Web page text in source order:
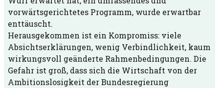
vorwärtsgerichtetes Programm, wurde erwartbar
enttäuscht.
Herausgekommen ist ein Kompromiss: viele
Absichtserklärungen, wenig Verbindlichkeit, kaum
wirkungsvoll geänderte Rahmenbedingungen. Die
Gefahr ist groß, dass sich die Wirtschaft von der
Ambitionslosigkeit der Bundesregierung